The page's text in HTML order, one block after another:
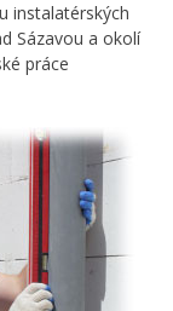
instalatérských
Sázavou a okolí
práce